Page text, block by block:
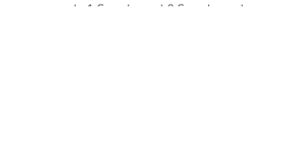
sendo:1.Spunbound 2.Spunbound